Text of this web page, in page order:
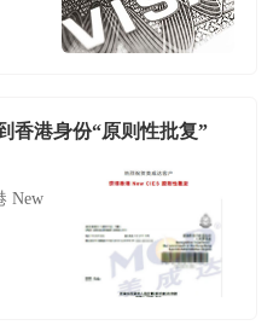
香港身份“原则性批复”
New